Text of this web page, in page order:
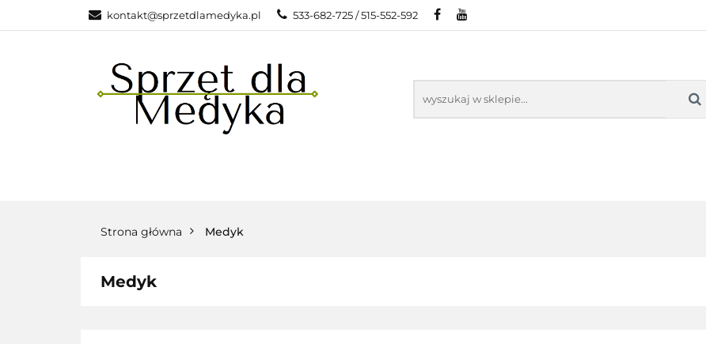
kontakt@sprzetdlamedyka.pl 533-682-725 / 515-552-592
KATEGORIE POLECAMY NOWOŚCI BESTSELLERY
Strona główna Medyk
Medyk